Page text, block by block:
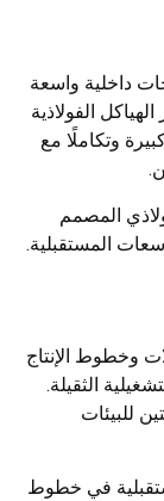
داخلية واسعة
الفولاذية
وتكاملًا مع
المصمم
المستقبلية.
وخطوط الإنتاج
الثقيلة.
للبيئات
في خطوط